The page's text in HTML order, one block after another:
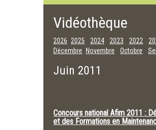
Vidéothèque
2026 2025 2024 2023 2022
Décembre
Novembre Octobre
Juin 2011
Concours national Afim 2011 :
et des Formations en